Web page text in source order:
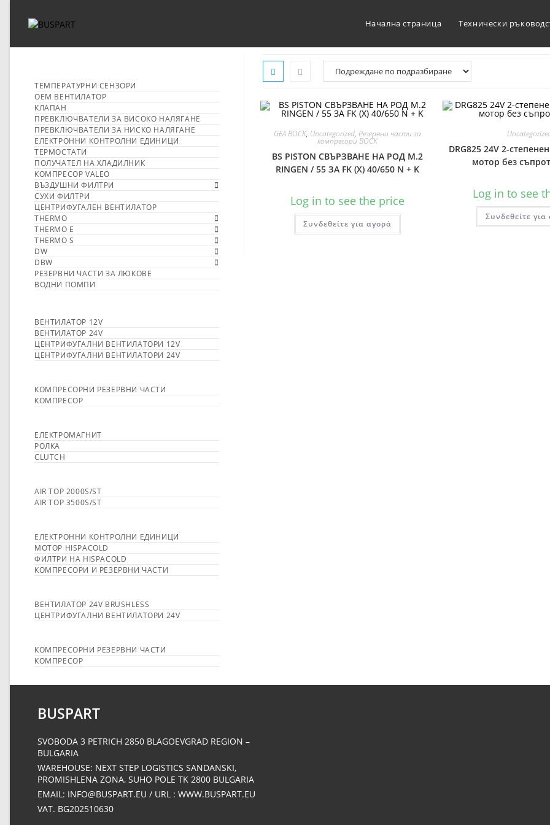
Начална страница Технически
GEA BOCK, Uncategorized, Резервни части за
компресори BOCK
BS PISTON СВЪРЗВАНЕ НА РОД М.2
RINGEN / 55 ЗА FK (X) 40/650 N + K
Log in to see the price
Συνδεθείτε για αγορά
DRG825 24V 2-
мотор без
Log in to see
Συνδεθείτε
ТЕМПЕРАТУРНИ СЕНЗОРИ
OEM ВЕНТИЛАТОР
КЛАПАН
ПРЕВКЛЮЧВАТЕЛИ ЗА ВИСОКО НАЛЯГАНЕ
ПРЕВКЛЮЧВАТЕЛИ ЗА НИСКО НАЛЯГАНЕ
ЕЛЕКТРОННИ КОНТРОЛНИ ЕДИНИЦИ
ТЕРМОСТАТИ
ПОЛУЧАТЕЛ НА ХЛАДИЛНИК
КОМПРЕСОР VALEO
ВЪЗДУШНИ ФИЛТРИ
СУХИ ФИЛТРИ
ЦЕНТРИФУГАЛЕН ВЕНТИЛАТОР
THERMO
THERMO E
THERMO S
DW
DBW
РЕЗЕРВНИ ЧАСТИ ЗА ЛЮКОВЕ
ВОДНИ ПОМПИ
ВЕНТИЛАТОР 12V
ВЕНТИЛАТОР 24V
ЦЕНТРИФУГАЛНИ ВЕНТИЛАТОРИ 12V
ЦЕНТРИФУГАЛНИ ВЕНТИЛАТОРИ 24V
КОМПРЕСОРНИ РЕЗЕРВНИ ЧАСТИ
КОМПРЕСОР
ЕЛЕКТРОМАГНИТ
РОЛКА
CLUTCH
AIR TOP 2000S/ST
AIR TOP 3500S/ST
ЕЛЕКТРОННИ КОНТРОЛНИ ЕДИНИЦИ
МОТОР HISPACOLD
ФИЛТРИ НА HISPACOLD
КОМПРЕСОРИ И РЕЗЕРВНИ ЧАСТИ
ВЕНТИЛАТОР 24V BRUSHLESS
ЦЕНТРИФУГАЛНИ ВЕНТИЛАТОРИ 24V
КОМПРЕСОРНИ РЕЗЕРВНИ ЧАСТИ
КОМПРЕСОР
BUSPART
SVOBODA 3 PETRICH 2850 BLAGOEVGRAD REGION –
BULGARIA
WAREHOUSE: NEXT STEP LOGISTICS SANDANSKI,
PROMISHLENA ZONA, SUHO POLE ΤΚ 2800 BULGARIA
EMAIL: INFO@BUSPART.EU / URL : WWW.BUSPART.EU
VAT. BG202510630